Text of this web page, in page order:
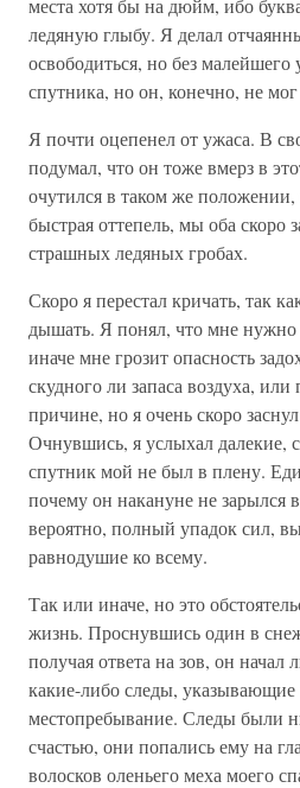
места хотя бы на дюйм, ибо
ледяную глыбу. Я делал
освободиться, но без малейшего
спутника, но он, конечно, не
Я почти оцепенел от ужаса. В
подумал, что он тоже вмерз в
очутился в таком же
быстрая оттепель, мы оба скоро
страшных ледяных гробах.
Скоро я перестал кричать, так
дышать. Я понял, что мне нужно
иначе мне грозит опасность
скудного ли запаса воздуха,
причине, но я очень скоро
Очнувшись, я услыхал далекие,
спутник мой не был в плену.
почему он накануне не зарылся
вероятно, полный упадок сил,
равнодушие ко всему.
Так или иначе, но это
жизнь. Проснувшись один в
получая ответа на зов, он начал
какие-либо следы, указывающие
местопребывание. Следы были
счастью, они попались ему на
волосков оленьего меха моего